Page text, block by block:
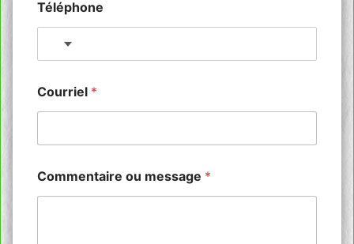
p
l
t
Téléphone
No country selected
Courriel *
Commentaire ou message *